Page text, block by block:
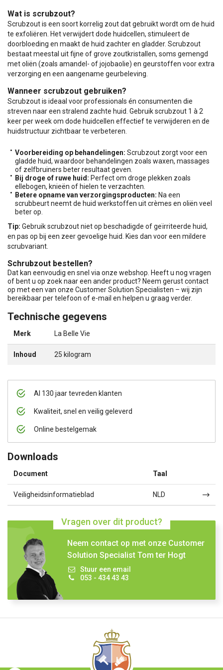
Al 130 jaar tevreden klanten
Kwaliteit, snel en veilig geleverd
Online bestelgemak
Downloads
Document Taal
Veiligheidsinformatieblad NLD
Vragen over dit product?
Neem contact op met onze Customer
Solution Specialist Tom ter Hogt
Stuur een email
053 - 434 43 43
Wat is scrubzout?
Scrubzout is een soort korrelig zout dat gebruikt wordt om de huid
te exfoliëren. Het verwijdert dode huidcellen, stimuleert de
doorbloeding en maakt de huid zachter en gladder. Scrubzout
bestaat meestal uit fijne of grove zoutkristallen, soms gemengd
met oliën (zoals amandel- of jojobaolie) en geurstoffen voor extra
verzorging en een aangename geurbeleving.
Wanneer scrubzout gebruiken?
Scrubzout is ideaal voor professionals én consumenten die
streven naar een stralend zachte huid. Gebruik scrubzout 1 à 2
keer per week om dode huidcellen effectief te verwijderen en de
huidstructuur zichtbaar te verbeteren.
Voorbereiding op behandelingen: Scrubzout zorgt voor een
gladde huid, waardoor behandelingen zoals waxen, massages
of zelfbruiners beter resultaat geven.
Bij droge of ruwe huid: Perfect om droge plekken zoals
ellebogen, knieën of hielen te verzachten.
Betere opname van verzorgingsproducten: Na een
scrubbeurt neemt de huid werkstoffen uit crèmes en oliën veel
beter op.
Tip: Gebruik scrubzout niet op beschadigde of geïrriteerde huid,
en pas op bij een zeer gevoelige huid. Kies dan voor een mildere
scrubvariant.
Schrubzout bestellen?
Dat kan eenvoudig en snel via onze webshop. Heeft u nog vragen
of bent u op zoek naar een ander product? Neem gerust contact
op met een van onze Customer Solution Specialisten – wij zijn
bereikbaar per telefoon of e-mail en helpen u graag verder.
Technische gegevens
Merk La Belle Vie
Inhoud 25 kilogram